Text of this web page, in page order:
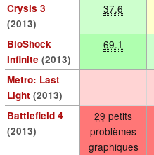
Crysis 3
(2013)
37.6
BioShock
Infinite (2013)
69.1
Metro: Last
Light (2013)
Battlefield 4
(2013)
29 petits
problèmes
graphiques